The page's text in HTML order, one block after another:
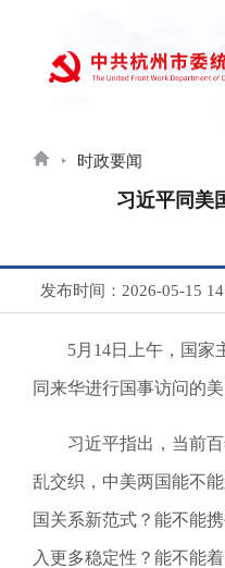
时政要闻
习近平同美
发布时间：2026-05-15
5月14日上午，国家
同来华进行国事访问的
习近平指出，当前
乱交织，中美两国能不
国关系新范式？能不能
入更多稳定性？能不能